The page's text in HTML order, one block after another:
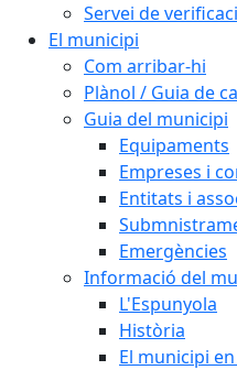
Servei de
El municipi
Com arribar-hi
Plànol / Guia de
Guia del municipi
Equipaments
Empreses i
Entitats i
Emergències
Informació del
L'Espunyola
Història
El municipi